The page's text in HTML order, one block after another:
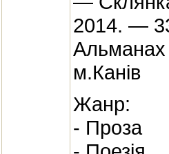
2014. —
м.Канів
Жанр:
- Проза